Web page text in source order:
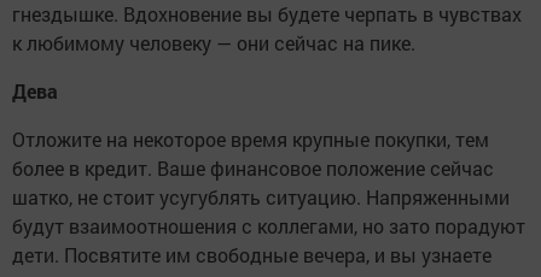
гнездышке. Вдохновение вы будете черпать в чувствах
к любимому человеку — они сейчас на пике.
Дева
Отложите на некоторое время крупные покупки, тем
более в кредит. Ваше финансовое положение сейчас
шатко, не стоит усугублять ситуацию. Напряженными
будут взаимоотношения с коллегами, но зато порадуют
дети. Посвятите им свободные вечера, и вы узнаете